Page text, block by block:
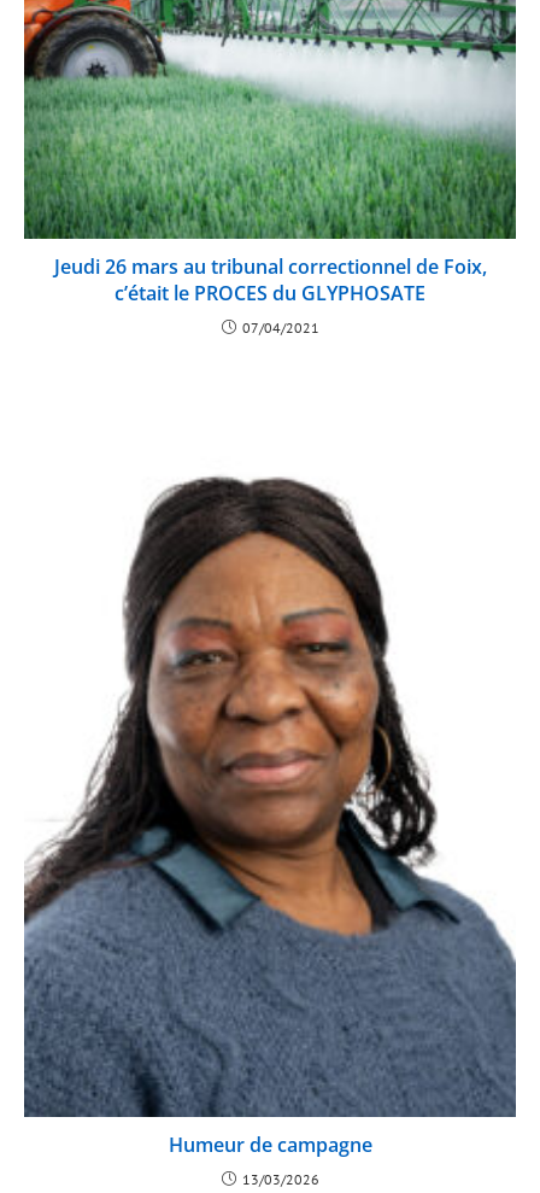
Jeudi 26 mars au tribunal correctionnel de Foix,
c’était le PROCES du GLYPHOSATE
07/04/2021
Humeur de campagne
13/03/2026